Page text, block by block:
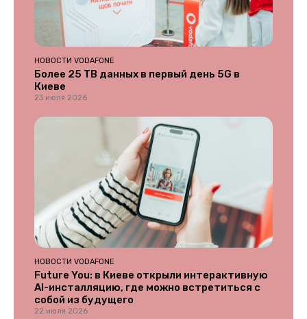
НОВОСТИ VODAFONE
Более 25 ТВ данных в первый день 5G в
Киеве
23 июля 2026
НОВОСТИ VODAFONE
Future You: в Киеве открыли интерактивную
AI-инсталляцию, где можно встретиться с
собой из будущего
22 июля 2026